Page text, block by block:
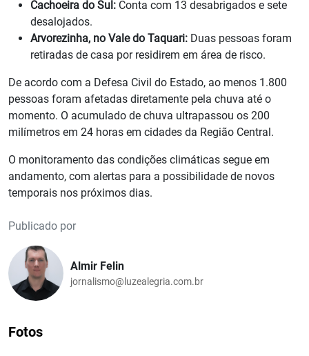
Cachoeira do Sul: Conta com 13 desabrigados e sete
desalojados.
Arvorezinha, no Vale do Taquari: Duas pessoas foram
retiradas de casa por residirem em área de risco.
De acordo com a Defesa Civil do Estado, ao menos 1.800
pessoas foram afetadas diretamente pela chuva até o
momento. O acumulado de chuva ultrapassou os 200
milímetros em 24 horas em cidades da Região Central.
O monitoramento das condições climáticas segue em
andamento, com alertas para a possibilidade de novos
temporais nos próximos dias.
Publicado por
Almir Felin
jornalismo@luzealegria.com.br
Fotos